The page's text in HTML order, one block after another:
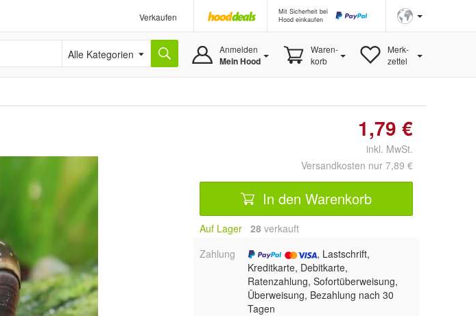
Verkaufen
Mit Sicherheit bei
Hood einkaufen
Alle Kategorien Anmelden
Mein Hood
Waren-
korb
Merk-
zettel
1,79 €
inkl. MwSt.
Versandkosten nur 7,89 €
In den Warenkorb
Auf Lager 28 verkauft
Zahlung
, Lastschrift,
Kreditkarte, Debitkarte,
Ratenzahlung, Sofortüberweisung,
Überweisung, Bezahlung nach 30
Tagen